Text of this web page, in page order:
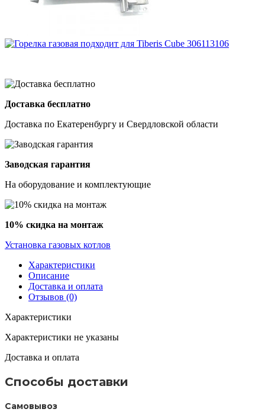
Доставка бесплатно
Доставка по Екатеренбургу и Свердловской области
Заводская гарантия
На оборудование и комплектующие
10% скидка на монтаж
Установка газовых котлов
Характеристики
Описание
Доставка и оплата
Отзывов (0)
Характеристики
Характеристики не указаны
Доставка и оплата
Способы доставки
Самовывоз